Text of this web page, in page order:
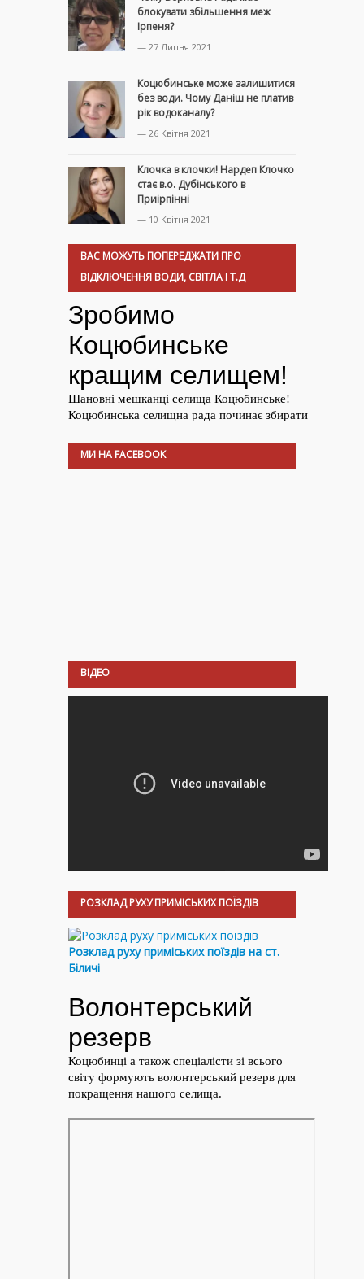
блокувати збільшення меж
Ірпеня?
— 27 Липня 2021
Коцюбинське може залишитися
без води. Чому Даніш не платив
рік водоканалу?
— 26 Квітня 2021
Клочка в клочки! Нардеп Клочко
стає в.о. Дубінського в
Приірпінні
— 10 Квітня 2021
ВАС МОЖУТЬ ПОПЕРЕДЖАТИ ПРО
ВІДКЛЮЧЕННЯ ВОДИ, СВІТЛА І Т.Д
МИ НА FACEBOOK
ВІДЕО
РОЗКЛАД РУХУ ПРИМІСЬКИХ ПОЇЗДІВ
Розклад руху приміських поїздів на ст.
Біличі